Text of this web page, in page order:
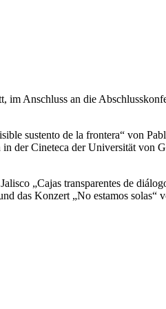
Anschluss an die
sustento de la frontera“ von
Cineteca der Universität von
„Cajas transparentes de
das Konzert „No estamos